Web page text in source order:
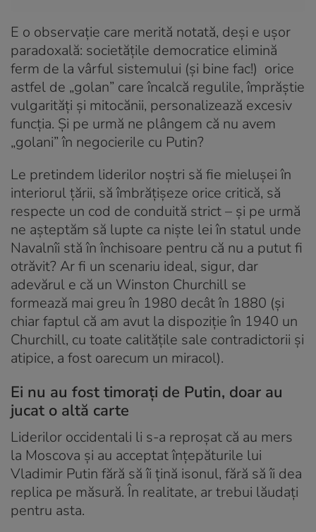
E o observație care merită notată, deși e ușor
paradoxală: societățile democratice elimină
ferm de la vârful sistemului (și bine fac!) orice
astfel de „golan” care încalcă regulile, împrăștie
vulgarități și mitocănii, personalizează excesiv
funcția. Și pe urmă ne plângem că nu avem
„golani” în negocierile cu Putin?
Le pretindem liderilor noștri să fie mielușei în
interiorul țării, să îmbrățișeze orice critică, să
respecte un cod de conduită strict – și pe urmă
ne așteptăm să lupte ca niște lei în statul unde
Navalnîi stă în închisoare pentru că nu a putut fi
otrăvit? Ar fi un scenariu ideal, sigur, dar
adevărul e că un Winston Churchill se
formează mai greu în 1980 decât în 1880 (și
chiar faptul că am avut la dispoziție în 1940 un
Churchill, cu toate calitățile sale contradictorii și
atipice, a fost oarecum un miracol).
Ei nu au fost timorați de Putin, doar au
jucat o altă carte
Liderilor occidentali li s-a reproșat că au mers
la Moscova și au acceptat înțepăturile lui
Vladimir Putin fără să îi țină isonul, fără să îi dea
replica pe măsură. În realitate, ar trebui lăudați
pentru asta.